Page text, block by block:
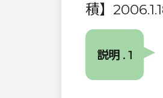
積】
説明 . 1